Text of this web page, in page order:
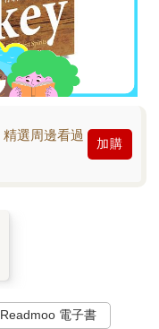
選周邊看過
加購
Readmoo 電子書